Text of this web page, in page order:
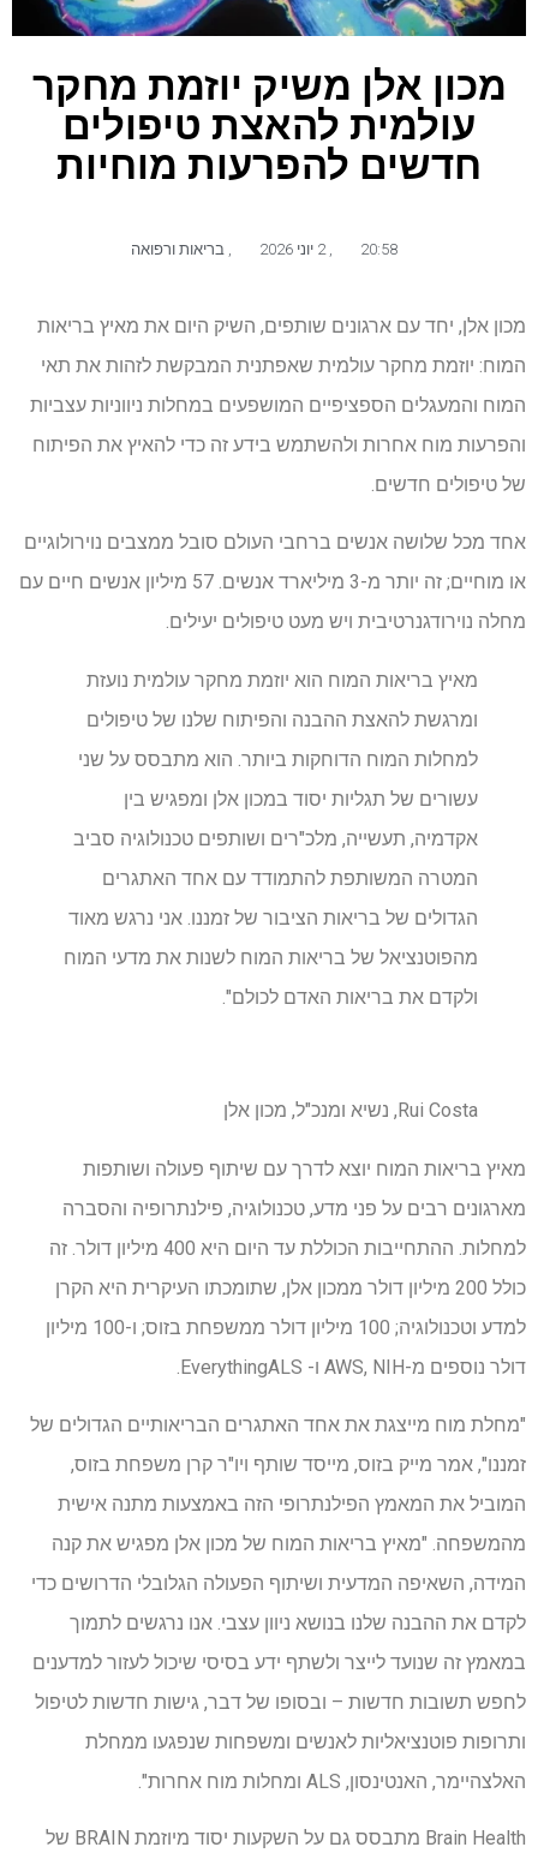
מכון אלן משיק יוזמת מחקר
עולמית להאצת טיפולים
חדשים להפרעות מוחיות
20:58 בריאות ורפואה
מכון אלן, יחד עם ארגונים שותפים, השיק היום את מאיץ בריאות
המוח: יוזמת מחקר עולמית שאפתנית המבקשת לזהות את תאי
המוח והמעגלים הספציפיים המושפעים במחלות ניווניות עצביות
והפרעות מוח אחרות ולהשתמש בידע זה כדי להאיץ את הפיתוח
של טיפולים חדשים.
אחד מכל שלושה אנשים ברחבי העולם סובל ממצבים נוירולוגיים
או מוחיים; זה יותר מ-3 מיליארד אנשים. 57 מיליון אנשים חיים עם
מחלה נוירודגנרטיבית ויש מעט טיפולים יעילים.
מאיץ בריאות המוח הוא יוזמת מחקר עולמית נועזת
ומרגשת להאצת ההבנה והפיתוח שלנו של טיפולים
למחלות המוח הדוחקות ביותר. הוא מתבסס על שני
עשורים של תגליות יסוד במכון אלן ומפגיש בין
אקדמיה, תעשייה, מלכ"רים ושותפים טכנולוגיה סביב
המטרה המשותפת להתמודד עם אחד האתגרים
הגדולים של בריאות הציבור של זמננו. אני נרגש מאוד
מהפוטנציאל של בריאות המוח לשנות את מדעי המוח
ולקדם את בריאות האדם לכולם".
Rui Costa, נשיא ומנכ"ל, מכון אלן
מאיץ בריאות המוח יוצא לדרך עם שיתוף פעולה ושותפות
מארגונים רבים על פני מדע, טכנולוגיה, פילנתרופיה והסברה
למחלות. ההתחייבות הכוללת עד היום היא 400 מיליון דולר. זה
כולל 200 מיליון דולר ממכון אלן, שתומכתו העיקרית היא הקרן
למדע וטכנולוגיה; 100 מיליון דולר ממשפחת בזוס; ו-100 מיליון
דולר נוספים מ-AWS, NIH ו- EverythingALS.
"מחלת מוח מייצגת את אחד האתגרים הבריאותיים הגדולים של
זמננו", אמר מייק בזוס, מייסד שותף ויו"ר קרן משפחת בזוס,
המוביל את המאמץ הפילנתרופי הזה באמצעות מתנה אישית
מהמשפחה. "מאיץ בריאות המוח של מכון אלן מפגיש את קנה
המידה, השאיפה המדעית ושיתוף הפעולה הגלובלי הדרושים כדי
לקדם את ההבנה שלנו בנושא ניוון עצבי. אנו נרגשים לתמוך
במאמץ זה שנועד לייצר ולשתף ידע בסיסי שיכול לעזור למדענים
לחפש תשובות חדשות – ובסופו של דבר, גישות חדשות לטיפול
ותרופות פוטנציאליות לאנשים ומשפחות שנפגעו ממחלת
האלצהיימר, האנטינסון, ALS ומחלות מוח אחרות".
Brain Health מתבסס גם על השקעות יסוד מיוזמת BRAIN של